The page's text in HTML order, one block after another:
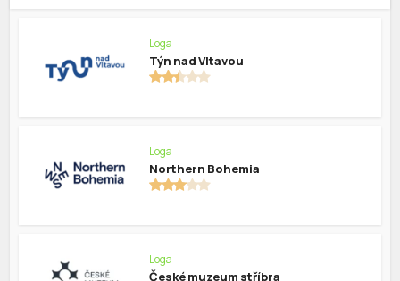
Loga
Týn nad Vltavou
Loga
Northern Bohemia
Loga
České muzeum stříbra